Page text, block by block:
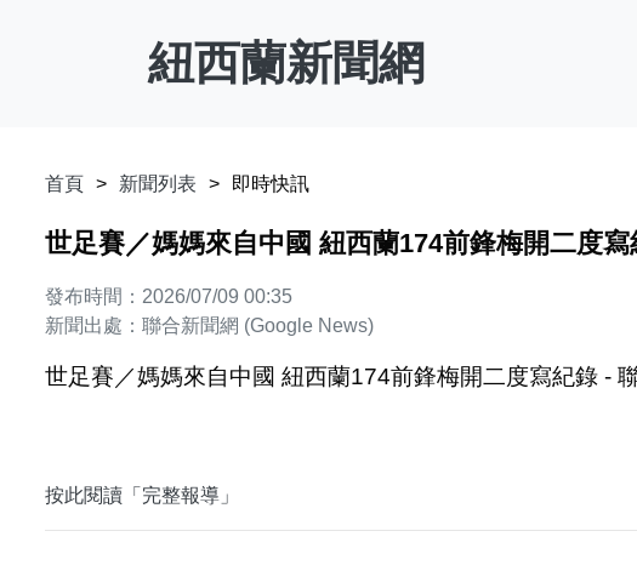
紐西蘭新聞網
首頁 新聞列表 即時快訊
世足賽／媽媽來自中國 紐西蘭174前鋒梅開二度
發布時間：2026/07/09 00:35
新聞出處：聯合新聞網 (Google News)
世足賽／媽媽來自中國 紐西蘭174前鋒梅開二度寫紀錄 -
按此閱讀「完整報導」